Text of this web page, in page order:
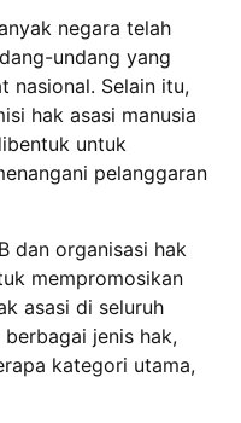
negara telah
undang yang
nasional. Selain itu,
hak asasi manusia
untuk
pelanggaran
dan organisasi hak
mempromosikan
asasi di seluruh
jenis hak,
kategori utama,